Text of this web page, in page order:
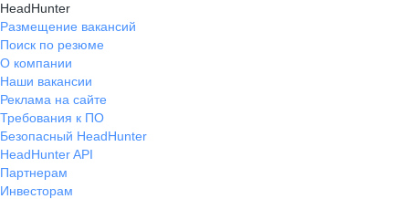
HeadHunter
Размещение вакансий
Поиск по резюме
О компании
Наши вакансии
Реклама на сайте
Требования к ПО
Безопасный HeadHunter
HeadHunter API
Партнерам
Инвесторам